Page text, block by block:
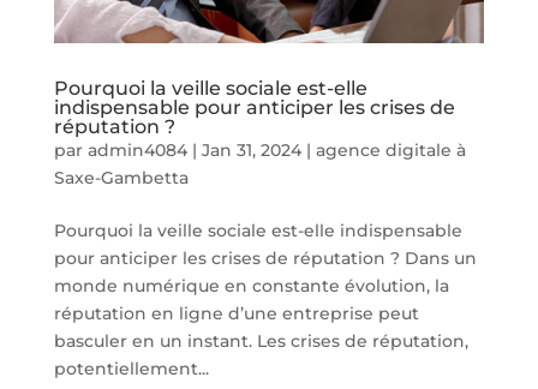
Pourquoi la veille sociale est-elle
indispensable pour anticiper les crises de
réputation ?
par admin4084| Jan 31, 2024| agence digitale à
Saxe-Gambetta
Pourquoi la veille sociale est-elle indispensable
pour anticiper les crises de réputation ? Dans un
monde numérique en constante évolution, la
réputation en ligne d’une entreprise peut
basculer en un instant. Les crises de réputation,
potentiellement...